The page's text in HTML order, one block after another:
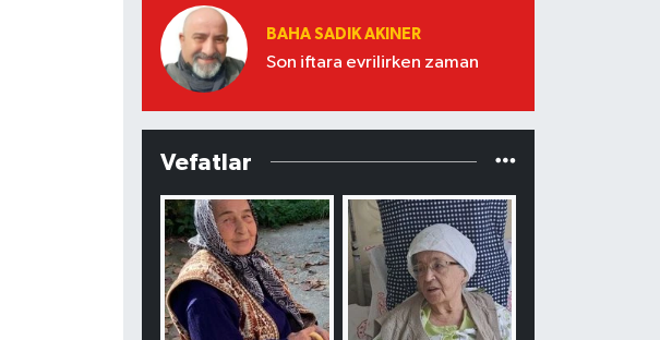
BAHA SADIK AKINER
Son iftara evrilirken zaman
Vefatlar